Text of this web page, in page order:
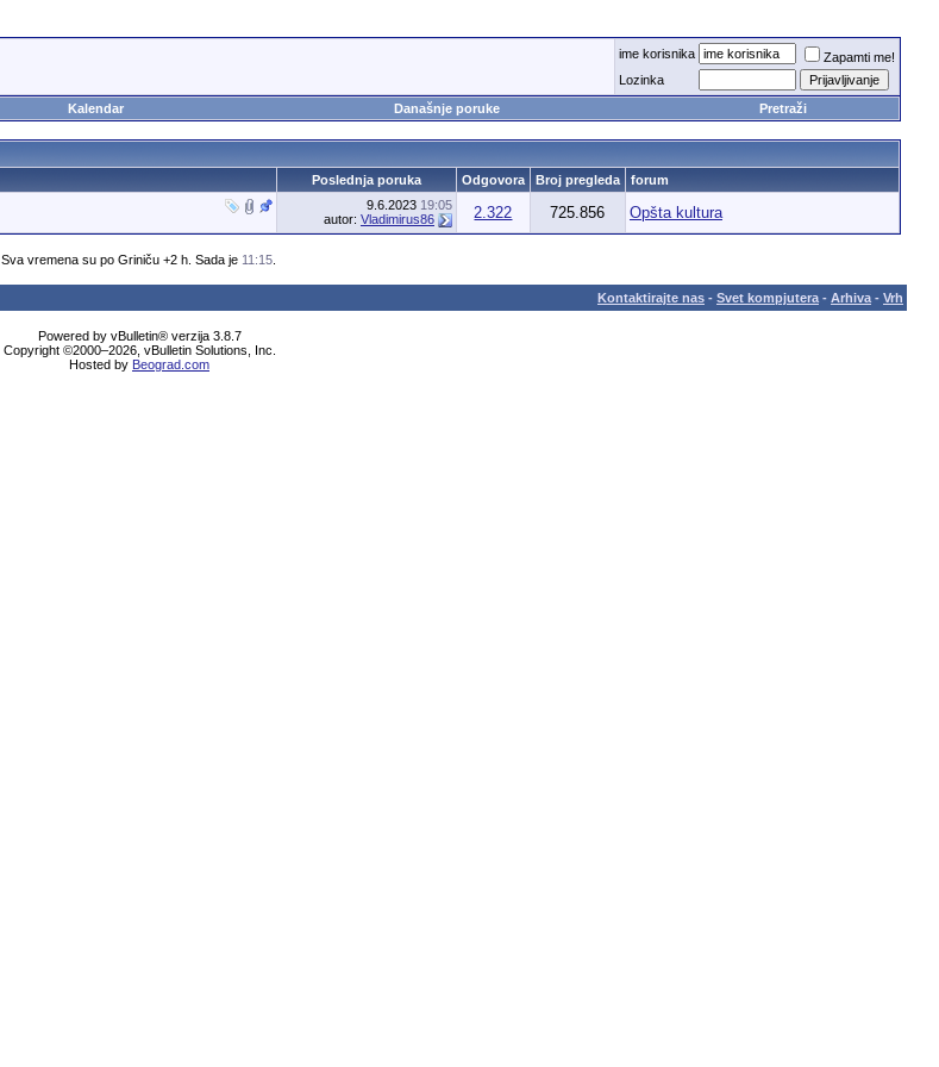
ime korisnika
Zapamti me!
Lozinka
Kalendar Današnje poruke Pretraži
Poslednja poruka Odgovora Broj pregleda forum
9.6.2023 19:05
autor: Vladimirus86 2.322 725.856 Opšta kultura
Sva vremena su po Griniču +2 h. Sada je 11:15
Kontaktirajte nas - Svet kompjutera - Arhiva - Vrh
Powered by vBulletin® verzija 3.8.7
Copyright ©2000–2026, vBulletin Solutions, Inc.
Hosted by Beograd.com